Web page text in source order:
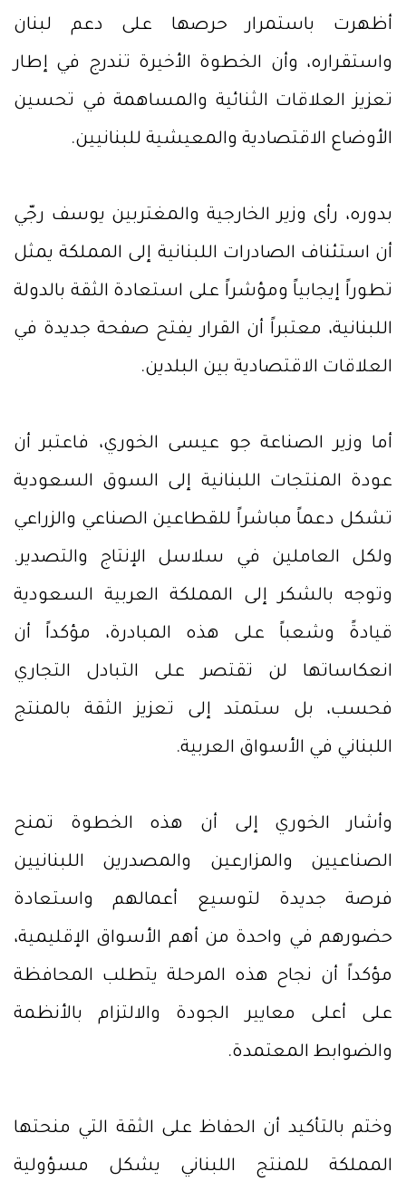
أظهرت باستمرار حرصها على دعم لبنان
واستقراره، وأن الخطوة الأخيرة تندرج في إطار
تعزيز العلاقات الثنائية والمساهمة في تحسين
الأوضاع الاقتصادية والمعيشية للبنانيين.
بدوره، رأى وزير الخارجية والمغتربين يوسف رجّي
أن استئناف الصادرات اللبنانية إلى المملكة يمثل
تطوراً إيجابياً ومؤشراً على استعادة الثقة بالدولة
اللبنانية، معتبراً أن القرار يفتح صفحة جديدة في
العلاقات الاقتصادية بين البلدين.
أما وزير الصناعة جو عيسى الخوري، فاعتبر أن
عودة المنتجات اللبنانية إلى السوق السعودية
تشكل دعماً مباشراً للقطاعين الصناعي والزراعي
ولكل العاملين في سلاسل الإنتاج والتصدير.
وتوجه بالشكر إلى المملكة العربية السعودية
قيادةً وشعباً على هذه المبادرة، مؤكداً أن
انعكاساتها لن تقتصر على التبادل التجاري
فحسب، بل ستمتد إلى تعزيز الثقة بالمنتج
اللبناني في الأسواق العربية.
وأشار الخوري إلى أن هذه الخطوة تمنح
الصناعيين والمزارعين والمصدرين اللبنانيين
فرصة جديدة لتوسيع أعمالهم واستعادة
حضورهم في واحدة من أهم الأسواق الإقليمية،
مؤكداً أن نجاح هذه المرحلة يتطلب المحافظة
على أعلى معايير الجودة والالتزام بالأنظمة
والضوابط المعتمدة.
وختم بالتأكيد أن الحفاظ على الثقة التي منحتها
المملكة للمنتج اللبناني يشكل مسؤولية